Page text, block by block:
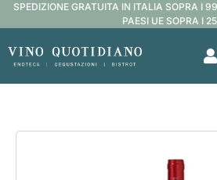
SPEDIZIONE GRATUITA IN ITALIA SOPRA I
PAESI UE SOPRA I